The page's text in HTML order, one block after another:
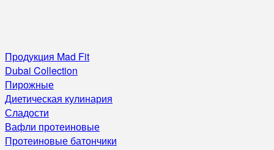
Продукция Mad Fit
Dubai Collection
Пирожные
Диетическая кулинария
Сладости
Вафли протеиновые
Протеиновые батончики